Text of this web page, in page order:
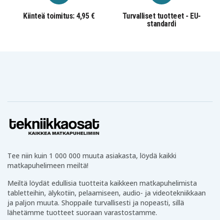
Kiinteä toimitus: 4,95 €
Turvalliset tuotteet - EU-
standardi
Tee niin kuin 1 000 000 muuta asiakasta, löydä kaikki
matkapuhelimeen meiltä!
Meiltä löydät edullisia tuotteita kaikkeen matkapuhelimista
tabletteihin, älykotiin, pelaamiseen, audio- ja videotekniikkaan
ja paljon muuta. Shoppaile turvallisesti ja nopeasti, sillä
lähetämme tuotteet suoraan varastostamme.